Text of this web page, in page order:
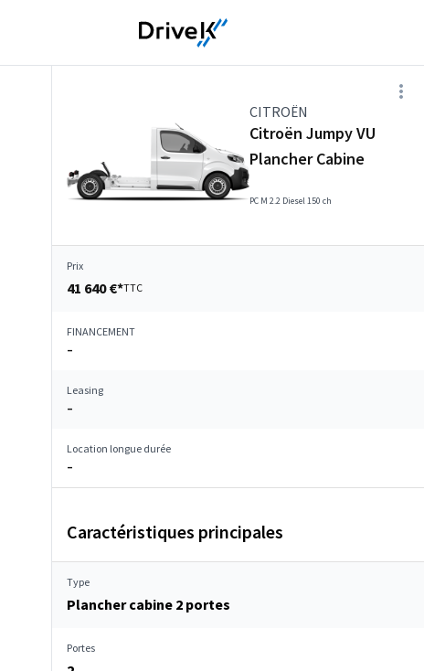
CITROËN
Citroën Jumpy VU
Plancher Cabine
PC M 2.2 Diesel 150 ch
Prix
41 640 €*TTC
FINANCEMENT
–
Leasing
–
Location longue durée
–
Caractéristiques principales
Type
Plancher cabine 2 portes
Portes